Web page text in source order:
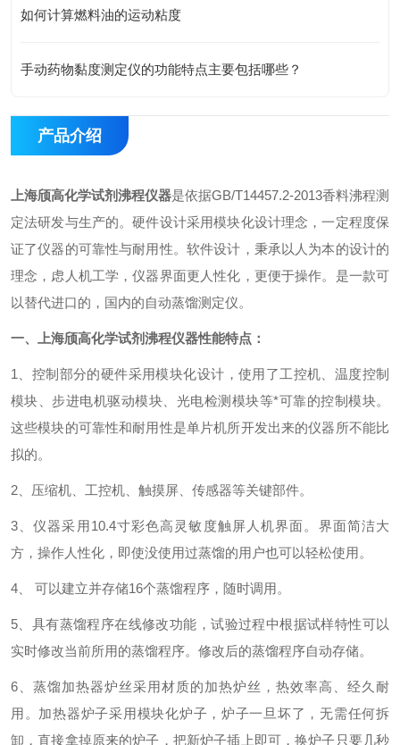
如何计算燃料油的运动粘度
手动药物黏度测定仪的功能特点主要包括哪些？
产品介绍
上海颀高化学试剂沸程仪器是依据GB/T14457.2-2013香料沸程测
定法研发与生产的。硬件设计采用模块化设计理念，一定程度保
证了仪器的可靠性与耐用性。软件设计，秉承以人为本的设计的
理念，虑人机工学，仪器界面更人性化，更便于操作。 是一款可
以替代进口的，国内的自动蒸馏测定仪。
一、 上海颀高化学试剂沸程仪器性能特点：
1、控制部分的硬件采用模块化设计，使用了工控机、温度控制
模块、步进电机驱动模块、光电检测模块等*可靠的控制模块。
这些模块的可靠性和耐用性是单片机所开发出来的仪器所不能比
拟的。
2、压缩机、工控机、触摸屏、传感器等关键部件。
3、仪器采用10.4寸彩色高灵敏度触屏人机界面。界面简洁大
方，操作人性化，即使没使用过蒸馏的用户也可以轻松使用。
4、 可以建立并存储16个蒸馏程序，随时调用。
5、具有蒸馏程序在线修改功能，试验过程中根据试样特性可以
实时修改当前所用的蒸馏程序。修改后的蒸馏程序自动存储。
6、蒸馏加热器炉丝采用材质的加热炉丝，热效率高、经久耐
用。加热器炉子采用模块化炉子，炉子一旦坏了，无需任何拆
卸，直接拿掉原来的炉子，把新炉子插上即可，换炉子只要几秒